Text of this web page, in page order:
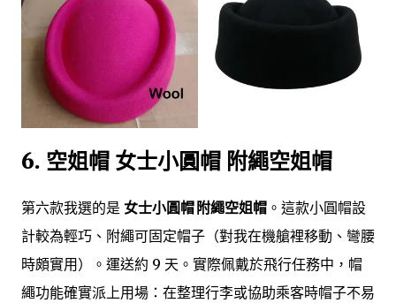
6. 空姐帽 女士小圓帽 附繩空姐帽
第六款我選的是 女士小圓帽 附繩空姐帽 。這款小圓帽設
計較為輕巧、附繩可固定帽子（對我在機艙裡移動、彎腰
時頗實用）。運送約 9 天。實際佩戴於飛行任務中，帽
繩功能確實派上用場：在整理行李或協助乘客時帽子不易